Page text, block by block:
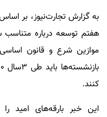
به گزارش تجارت‌نیوز، بر
هفتم توسعه درباره
موازین شرع و قانون
کنند.
این خبر بارقه‌های امید را